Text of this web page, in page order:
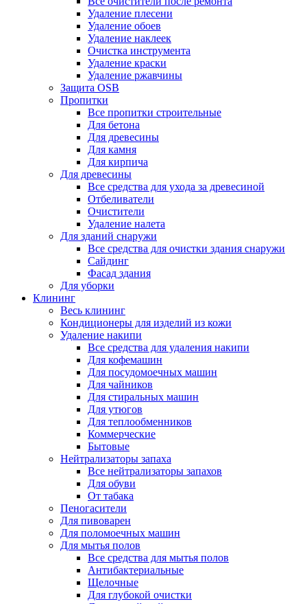
Удаление плесени
Удаление обоев
Удаление наклеек
Очистка инструмента
Удаление краски
Удаление ржавчины
Защита OSB
Пропитки
Все пропитки строительные
Для бетона
Для древесины
Для камня
Для кирпича
Для древесины
Все средства для ухода за древесиной
Отбеливатели
Очистители
Удаление налета
Для зданий снаружи
Все средства для очистки здания снаружи
Сайдинг
Фасад здания
Для уборки
Клининг
Весь клининг
Кондиционеры для изделий из кожи
Удаление накипи
Все средства для удаления накипи
Для кофемашин
Для посудомоечных машин
Для чайников
Для стиральных машин
Для утюгов
Для теплообменников
Коммерческие
Бытовые
Нейтрализаторы запаха
Все нейтрализаторы запахов
Для обуви
От табака
Пеногасители
Для пивоварен
Для поломоечных машин
Для мытья полов
Все средства для мытья полов
Антибактериальные
Щелочные
Для глубокой очистки